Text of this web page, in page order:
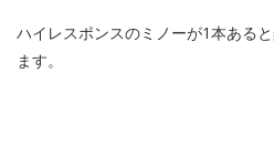
ハイレスポンスのミノーが1本ある
ます。